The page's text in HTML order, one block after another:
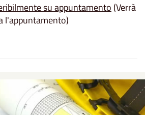
su appuntamento (Verrà
l'appuntamento)